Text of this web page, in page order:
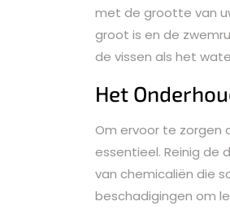
met de grootte van
groot is en de
de vissen als het
Het
Om ervoor te zorgen
essentieel. Reinig de
van chemicaliën die
beschadigingen om